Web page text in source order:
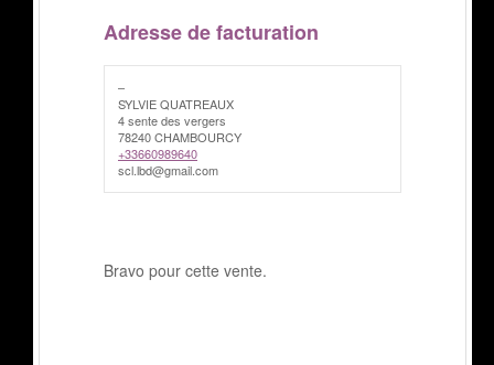
Adresse de facturation
–
SYLVIE QUATREAUX
4 sente des vergers
78240 CHAMBOURCY
+33660989640
scl.lbd@gmail.com
Bravo pour cette vente.